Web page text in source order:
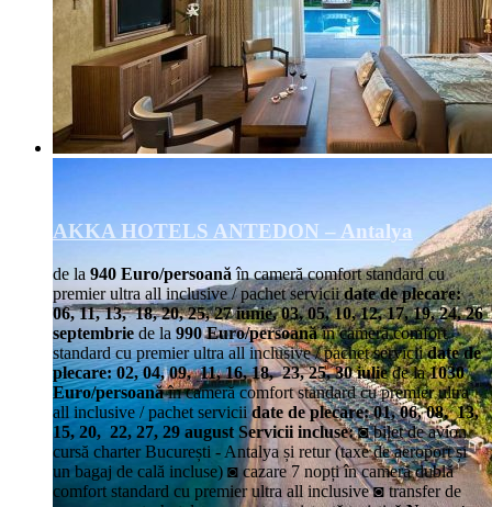
AKKA HOTELS ANTEDON – Antalya
de la 940 Euro/persoană în cameră comfort standard cu
premier ultra all inclusive / pachet serviciidate de plecare:
06, 11, 13, 18, 20, 25, 27 iunie, 03, 05, 10, 12, 17, 19, 24, 26
septembrie de la 990 Euro/persoanăîn cameră comfort
standard cu premier ultra all inclusive / pachet serviciidate de
plecare: 02, 04, 09, 11, 16, 18, 23, 25, 30 iuliede la1030
Euro/persoanăîn cameră comfort standard cu premier ultra
all inclusive / pachet serviciidate de plecare: 01, 06, 08, 13,
15, 20, 22, 27, 29 august Servicii incluse:◙ bilet de avion
cursă charter București - Antalya și retur (taxe de aeroport și
un bagaj de cală incluse) ◙ cazare 7 nopți în cameră dublă
comfort standard cu premier ultra all inclusive ◙ transfer de